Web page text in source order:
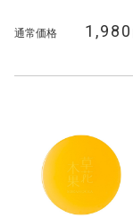
通常価格 1,980